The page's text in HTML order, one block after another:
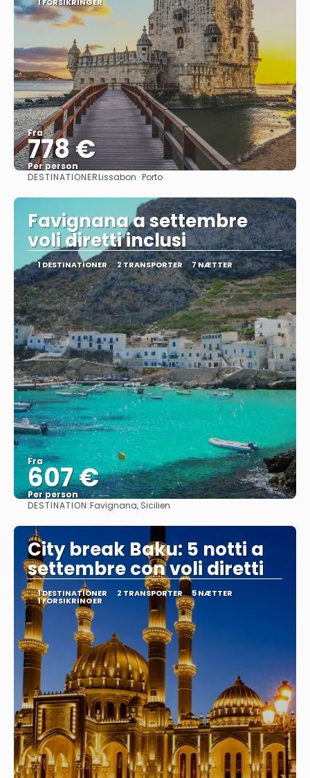
Fra
778 €
Per person
Se
DESTINATIONERLissabon · Porto
Favignana a settembre
voli diretti inclusi
1 DESTINATIONER 2 TRANSPORTER 7 NÆTTER
Fra
607 €
Per person
Se
DESTINATION:Favignana, Sicilien
City break Baku: 5 notti a
settembre con voli diretti
1 DESTINATIONER 2 TRANSPORTER 5 NÆTTER
1 FORSIKRINGER